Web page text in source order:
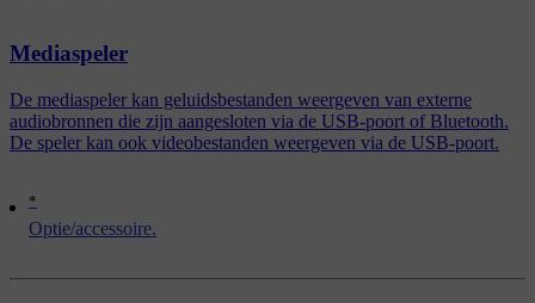
*
Optie/accessoire.
Mediaspeler
De mediaspeler kan geluidsbestanden weergeven van externe
audiobronnen die zijn aangesloten via de USB-poort of Bluetooth.
De speler kan ook videobestanden weergeven via de USB-poort.